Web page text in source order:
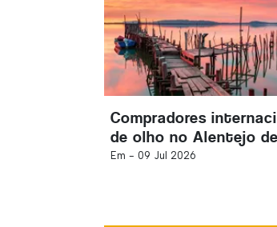
Compradores
de olho no Alentejo
Em - 09 Jul 2026